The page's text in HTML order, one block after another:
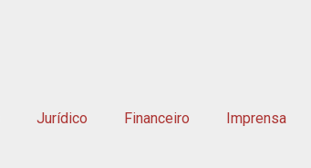
Jurídico Financeiro Imprensa